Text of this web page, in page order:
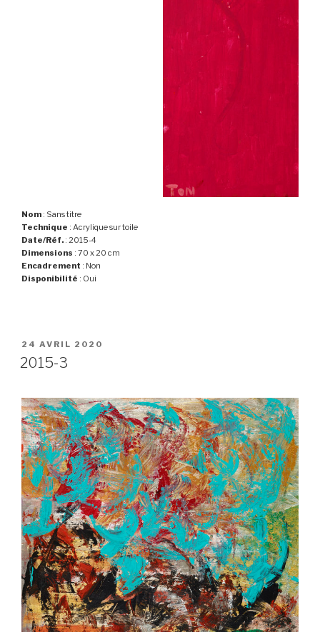
Nom : Sans titre
Technique : Acrylique sur toile
Date/Réf. : 2015-4
Dimensions : 70 x 20 cm
Encadrement : Non
Disponibilité : Oui
PUBLIÉ
LE
24 AVRIL 2020
2015-3